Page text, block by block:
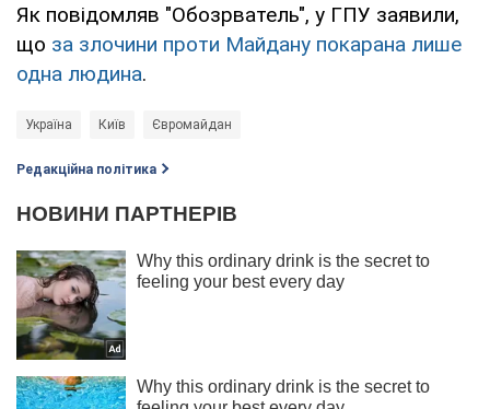
Як повідомляв "Обозрватель", у ГПУ заявили,
що за злочини проти Майдану покарана лише
одна людина.
Україна Київ Євромайдан
Редакційна політика